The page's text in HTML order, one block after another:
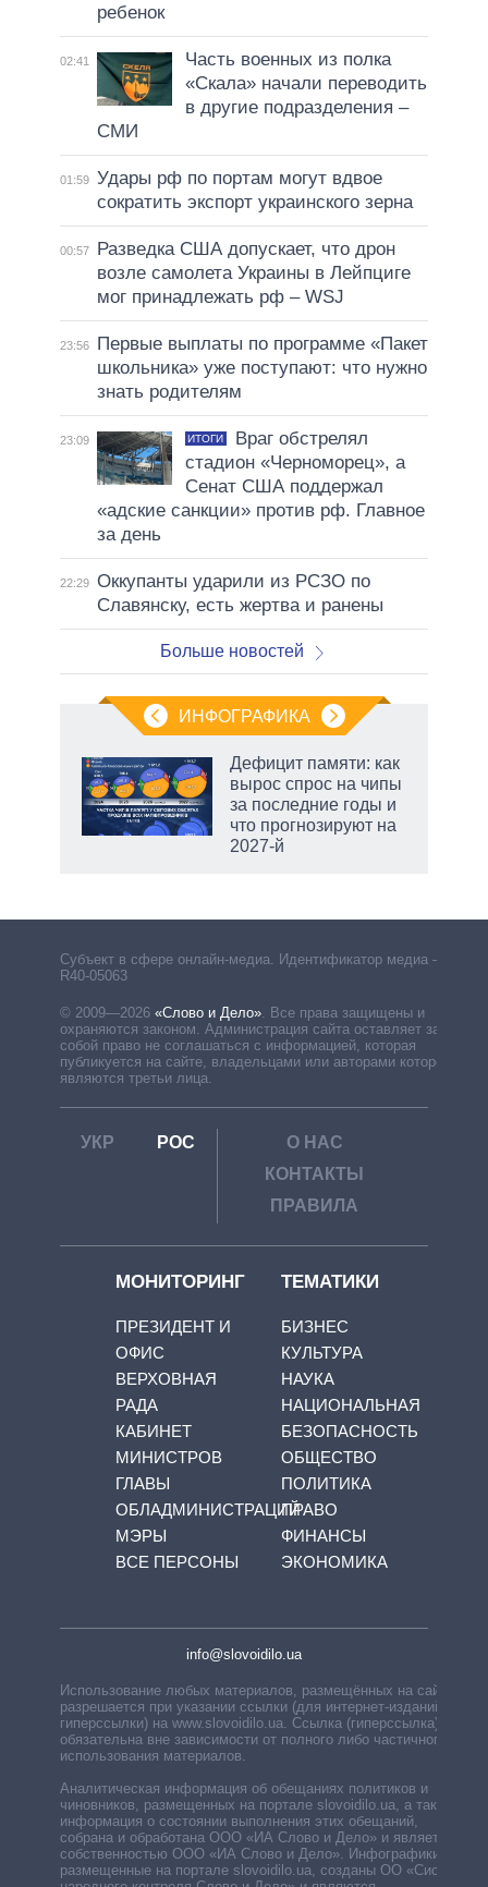
ребенок
02:41
Часть военных из полка
«Скала» начали переводить
в другие подразделения –
СМИ
01:59 Удары рф по портам могут вдвое
сократить экспорт украинского зерна
00:57
Разведка США допускает, что дрон
возле самолета Украины в Лейпциге
мог принадлежать рф – WSJ
23:56
Первые выплаты по программе «Пакет
школьника» уже поступают: что нужно
знать родителям
23:09 ИТОГИ
Враг обстрелял
стадион «Черноморец», а
Сенат США поддержал
«адские санкции» против рф. Главное
за день
22:29 Оккупанты ударили из РСЗО по
Славянску, есть жертва и ранены
Больше новостей
ИНФОГРАФИКА
Дефицит памяти: как
вырос спрос на чипы
за последние годы и
что прогнозируют на
2027-й
Субъект в сфере онлайн-медиа. Идентификатор медиа –
R40-05063
© 2009—2026 «Слово и Дело»
Все права защищены и
охраняются законом. Администрация сайта оставляет за
собой право не соглашаться с информацией, которая
публикуется на сайте, владельцами или авторами которой
являются третьи лица.
УКР РОС
О НАС
КОНТАКТЫ
ПРАВИЛА
МОНИТОРИНГ
ПРЕЗИДЕНТ И
ОФИС
ВЕРХОВНАЯ
РАДА
КАБИНЕТ
МИНИСТРОВ
ГЛАВЫ
ОБЛАДМИНИСТРАЦИЙ
МЭРЫ
ВСЕ ПЕРСОНЫ
ТЕМАТИКИ
БИЗНЕС
КУЛЬТУРА
НАУКА
НАЦИОНАЛЬНАЯ
БЕЗОПАСНОСТЬ
ОБЩЕСТВО
ПОЛИТИКА
ПРАВО
ФИНАНСЫ
ЭКОНОМИКА
info@slovoidilo.ua
Использование любых материалов, размещённых на сайте,
разрешается при указании ссылки (для интернет-изданий —
гиперссылки) на www.slovoidilo.ua. Ссылка (гиперссылка)
обязательна вне зависимости от полного либо частичного
использования материалов.
Аналитическая информация об обещаниях политиков и
чиновников, размещенных на портале slovoidilo.ua, а также
информация о состоянии выполнения этих обещаний,
собрана и обработана ООО «ИА Слово и Дело» и является
собственностью ООО «ИА Слово и Дело». Инфографики,
размещенные на портале slovoidilo.ua, созданы ОО «Система